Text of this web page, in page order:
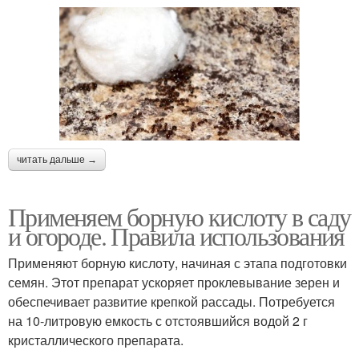
читать дальше →
Применяем борную кислоту в саду
и огороде. Правила использования
Применяют борную кислоту, начиная с этапа подготовки
семян. Этот препарат ускоряет проклевывание зерен и
обеспечивает развитие крепкой рассады. Потребуется
на 10-литровую емкость с отстоявшийся водой 2 г
кристаллического препарата.